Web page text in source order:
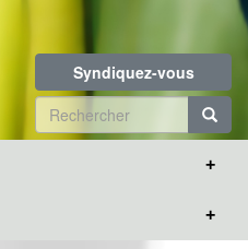
Syndiquez-vous
Formulaire
de